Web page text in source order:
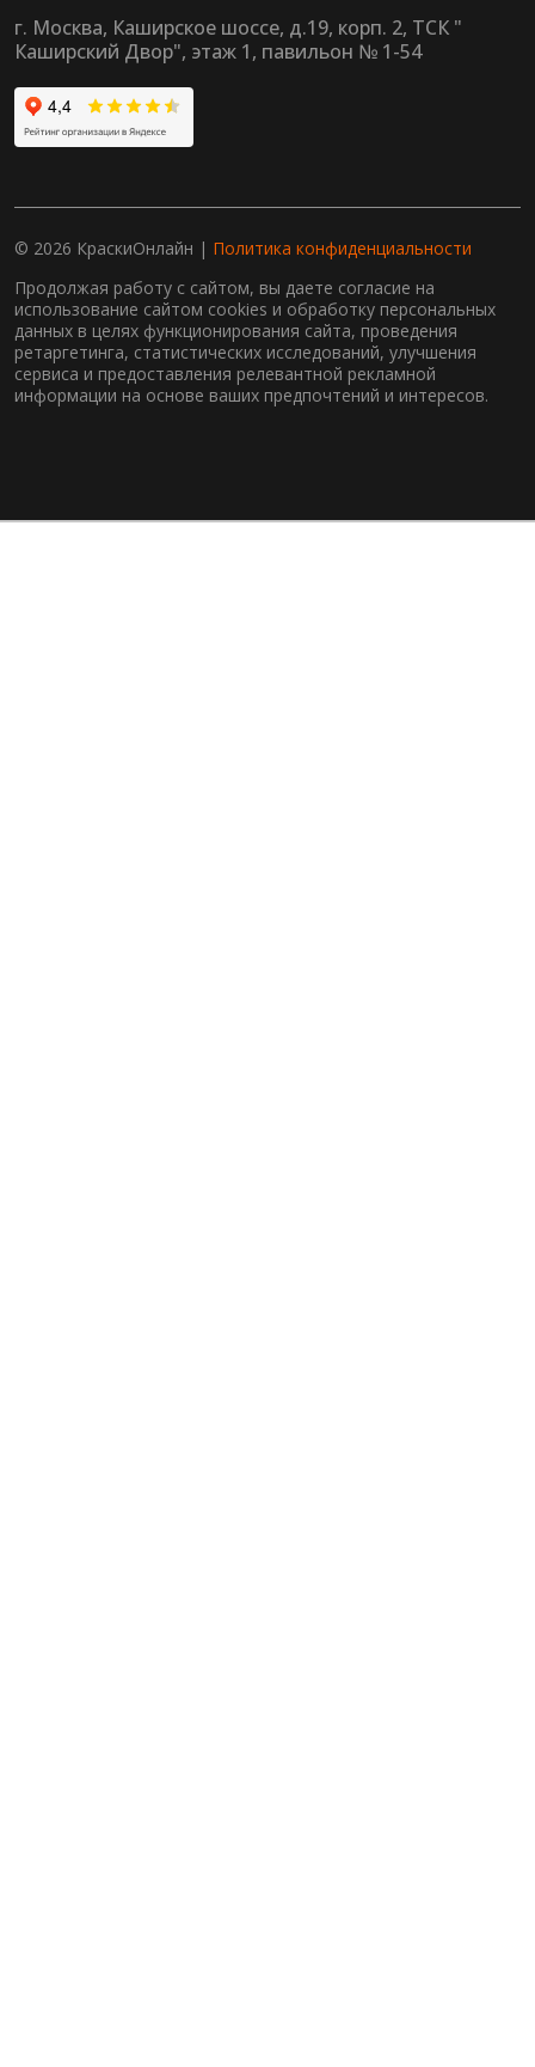
г. Москва, Каширское шоссе, д.19, корп. 2, ТСК "
Каширский Двор", этаж 1, павильон № 1-54
© 2026 КраскиОнлайн | Политика конфиденциальности
Продолжая работу с сайтом, вы даете согласие на
использование сайтом cookies и обработку персональных
данных в целях функционирования сайта, проведения
ретаргетинга, статистических исследований, улучшения
сервиса и предоставления релевантной рекламной
информации на основе ваших предпочтений и интересов.